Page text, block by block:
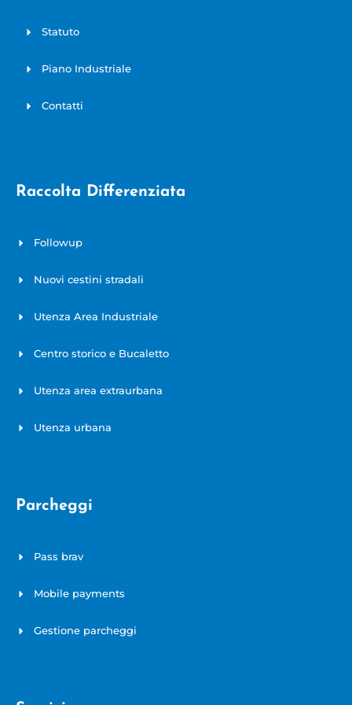
Statuto
Piano Industriale
Contatti
Raccolta Differenziata
Followup
Nuovi cestini stradali
Utenza Area Industriale
Centro storico e Bucaletto
Utenza area extraurbana
Utenza urbana
Parcheggi
Pass brav
Mobile payments
Gestione parcheggi